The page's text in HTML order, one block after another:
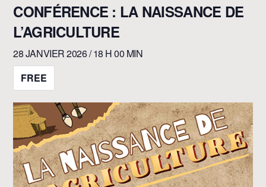
CONFÉRENCE : LA NAISSANCE DE
L’AGRICULTURE
28 JANVIER 2026 / 18 H 00 MIN
FREE